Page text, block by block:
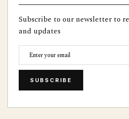
Subscribe to our newsletter to
and updates
SUBSCRIBE